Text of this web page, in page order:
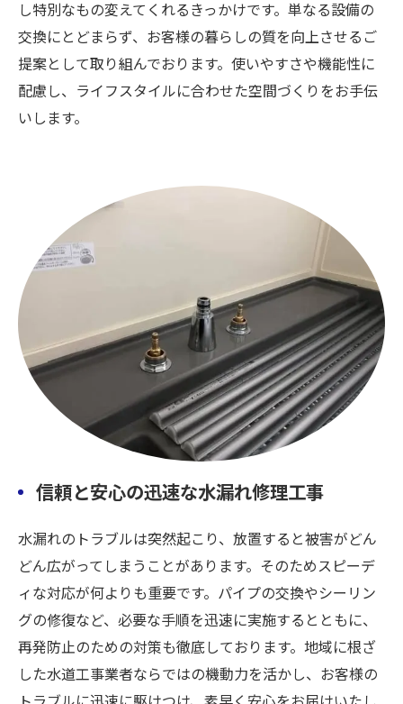
し特別なもの変えてくれるきっかけです。単なる設備の
交換にとどまらず、お客様の暮らしの質を向上させるご
提案として取り組んでおります。使いやすさや機能性に
配慮し、ライフスタイルに合わせた空間づくりをお手伝
いします。
信頼と安心の迅速な水漏れ修理工事
水漏れのトラブルは突然起こり、放置すると被害がどん
どん広がってしまうことがあります。そのためスピーデ
ィな対応が何よりも重要です。パイプの交換やシーリン
グの修復など、必要な手順を迅速に実施するとともに、
再発防止のための対策も徹底しております。地域に根ざ
した水道工事業者ならではの機動力を活かし、お客様の